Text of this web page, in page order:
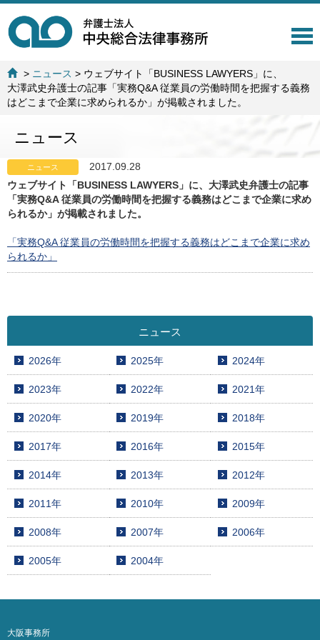
T
l
a
t
n
> ニュース > ウェブサイト「BUSINESS LAWYERS」に、
大澤武史弁護士の記事「実務Q&A 従業員の労働時間を把握する義務
はどこまで企業に求められるか」が掲載されました。
ニュース
ニュース
2017.09.28
ウェブサイト「BUSINESS LAWYERS」に、大澤武史弁護士の記事
「実務Q&A 従業員の労働時間を把握する義務はどこまで企業に求め
られるか」が掲載されました。
「実務Q&A 従業員の労働時間を把握する義務はどこまで企業に求め
られるか」
ニュース
2026年 2025年 2024年
2023年 2022年 2021年
2020年 2019年 2018年
2017年 2016年 2015年
2014年 2013年 2012年
2011年 2010年 2009年
2008年 2007年 2006年
2005年 2004年
大阪事務所